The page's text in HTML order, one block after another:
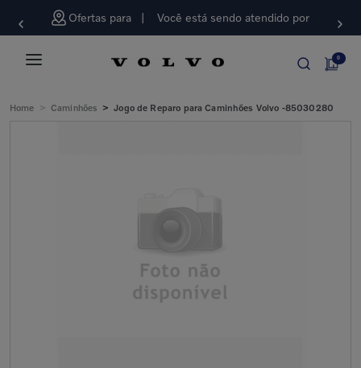
Ofertas para Você está sendo atendido por
0
Home > Caminhões > Jogo de Reparo para Caminhões Volvo -85030280